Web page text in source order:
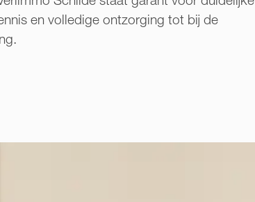
en volledige ontzorging tot bij de